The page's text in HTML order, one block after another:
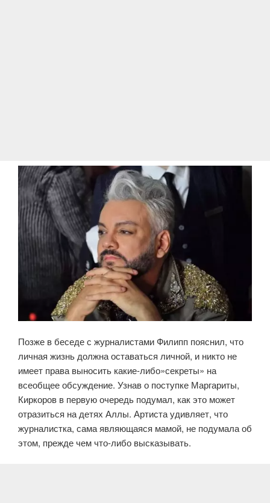
Позже в беседе с журналистами Филипп пояснил, что
личная жизнь должна оставаться личной, и никто не
имеет права выносить какие-либо»секреты» на
всеобщее обсуждение. Узнав о поступке Маргариты,
Киркоров в первую очередь подумал, как это может
отразиться на детях Аллы. Артиста удивляет, что
журналистка, сама являющаяся мамой, не подумала об
этом, прежде чем что-либо высказывать.